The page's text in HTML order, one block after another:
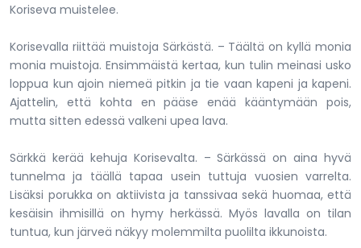
Koriseva muistelee.
Korisevalla riittää muistoja Särkästä. – Täältä on kyllä monia
monia muistoja. Ensimmäistä kertaa, kun tulin meinasi usko
loppua kun ajoin niemeä pitkin ja tie vaan kapeni ja kapeni.
Ajattelin, että kohta en pääse enää kääntymään pois,
mutta sitten edessä valkeni upea lava.
Särkkä kerää kehuja Korisevalta. – Särkässä on aina hyvä
tunnelma ja täällä tapaa usein tuttuja vuosien varrelta.
Lisäksi porukka on aktiivista ja tanssivaa sekä huomaa, että
kesäisin ihmisillä on hymy herkässä. Myös lavalla on tilan
tuntua, kun järveä näkyy molemmilta puolilta ikkunoista.